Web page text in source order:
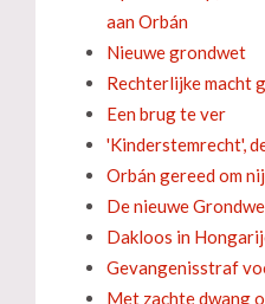
aan Orbán
Nieuwe grondwet
Rechterlijke macht
Een brug te ver
'Kinderstemrecht',
Orbán gereed om
De nieuwe
Dakloos in
Gevangenisstraf
Met zachte dwang